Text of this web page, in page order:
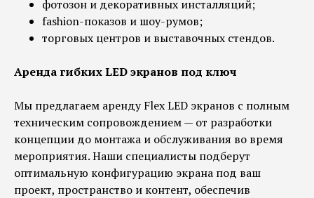
фотозон и декоративных инсталляций;
fashion-показов и шоу-румов;
торговых центров и выставочных стендов.
Аренда гибких LED экранов под ключ
Мы предлагаем аренду Flex LED экранов с полным
техническим сопровождением — от разработки
концепции до монтажа и обслуживания во время
мероприятия. Наши специалисты подберут
оптимальную конфигурацию экрана под ваш
проект, пространство и контент, обеспечив